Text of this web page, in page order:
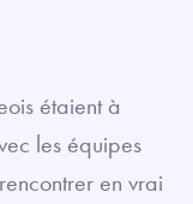
étaient à
les équipes
en vrai